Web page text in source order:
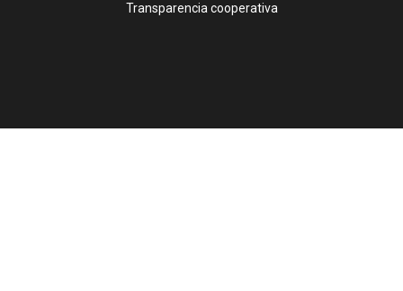
Transparencia cooperativa